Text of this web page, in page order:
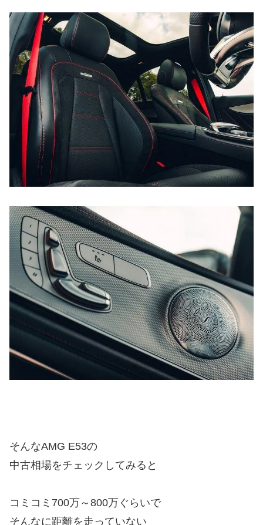
そんなAMG E53の
中古相場をチェックしてみると
コミコミ700万～800万ぐらいで
そんなに距離を走っていない